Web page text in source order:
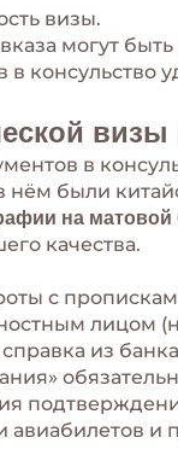
визы.
могут
консульство
визы
в
нём были
на матовой
качества.
с
лицом
из
и